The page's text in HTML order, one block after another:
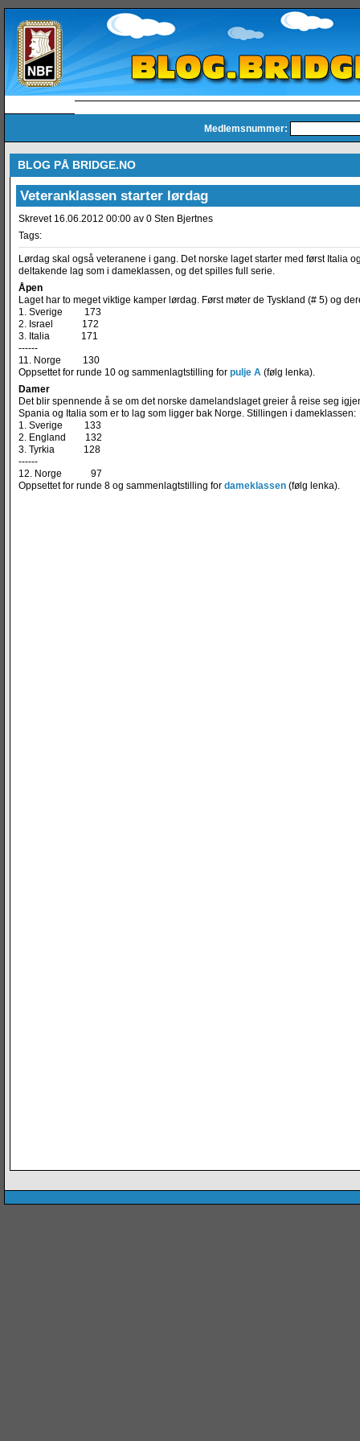
Medlemsnummer:
BLOG PÅ BRIDGE.NO
Veteranklassen starter lørdag
Skrevet 16.06.2012 00:00 av 0 Sten Bjertnes
Tags:
Lørdag skal også veteranene i gang. Det norske laget starter med først Italia
deltakende lag som i dameklassen, og det spilles full serie.
Åpen
Laget har to meget viktige kamper lørdag. Først møter de Tyskland (# 5) og
1. Sverige 173
2. Israel 172
3. Italia 171
------
11. Norge 130
Oppsettet for runde 10 og sammenlagtstilling for pulje A(følg lenka).
Damer
Det blir spennende å se om det norske damelandslaget greier å reise seg
Spania og Italia som er to lag som ligger bak Norge. Stillingen i dameklassen:
1. Sverige 133
2. England 132
3. Tyrkia 128
------
12. Norge 97
Oppsettet for runde 8 og sammenlagtstilling for dameklassen(følg lenka).